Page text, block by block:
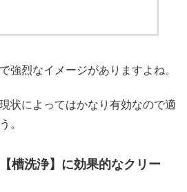
強烈なイメージがありますよね。
状によってはかなり有効なので適
。
槽洗浄】に効果的なクリー